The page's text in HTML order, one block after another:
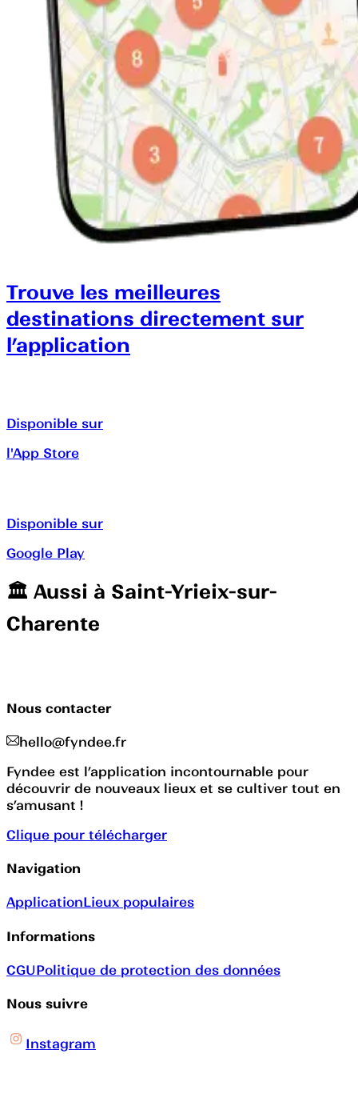
Trouve les meilleures
destinations directement sur
l’application
Disponible sur
l'App Store
Disponible sur
Google Play
🏛️️ Aussi à Saint-Yrieix-sur-
Charente
Nous contacter
hello@fyndee.fr
Fyndee est l’application incontournable pour
découvrir de nouveaux lieux et se cultiver tout en
s’amusant !
Clique pour télécharger
Navigation
ApplicationLieux populaires
Informations
CGUPolitique de protection des données
Nous suivre
Instagram